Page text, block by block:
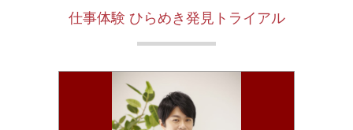
仕事体験 ひらめき発見トライアル